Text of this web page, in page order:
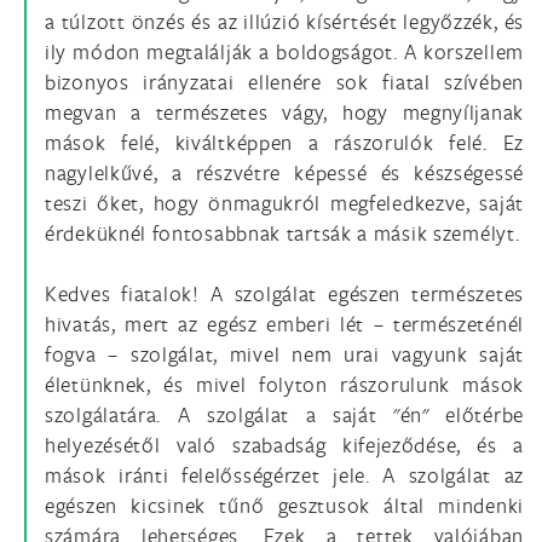
a túlzott önzés és az illúzió kísértését legyőzzék, és
ily módon megtalálják a boldogságot. A korszellem
bizonyos irányzatai ellenére sok fiatal szívében
megvan a természetes vágy, hogy megnyíljanak
mások felé, kiváltképpen a rászorulók felé. Ez
nagylelkűvé, a részvétre képessé és készségessé
teszi őket, hogy önmagukról megfeledkezve, saját
érdeküknél fontosabbnak tartsák a másik személyt.
Kedves fiatalok! A szolgálat egészen természetes
hivatás, mert az egész emberi lét – természeténél
fogva – szolgálat, mivel nem urai vagyunk saját
életünknek, és mivel folyton rászorulunk mások
szolgálatára. A szolgálat a saját "én" előtérbe
helyezésétől való szabadság kifejeződése, és a
mások iránti felelősségérzet jele. A szolgálat az
egészen kicsinek tűnő gesztusok által mindenki
számára lehetséges. Ezek a tettek valójában